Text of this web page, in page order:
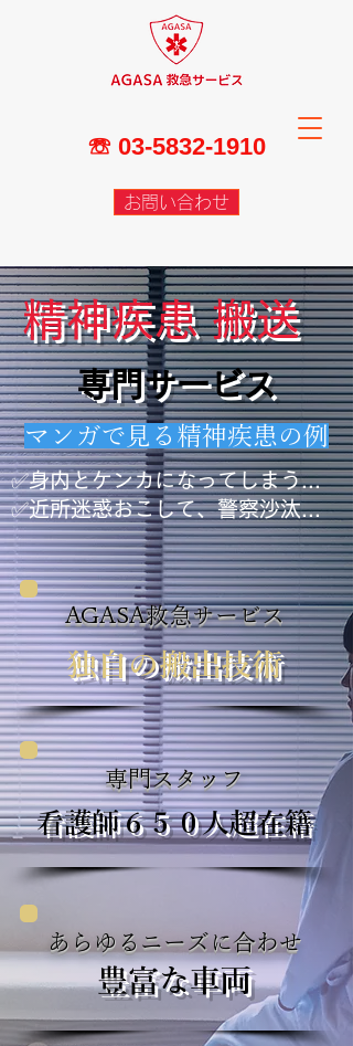
☏ 03-5832-1910
お問い合わせ
精神疾患 搬送
専門サービス
マンガで見る精神疾患の例
✅身内とケンカになってしまう...
​✅近所迷惑おこして、警察沙汰...
AGASA救急サービス
独自の搬出技術
専門スタッフ
看護師６５０人超在籍
あらゆるニーズに合わせ
豊富な車両